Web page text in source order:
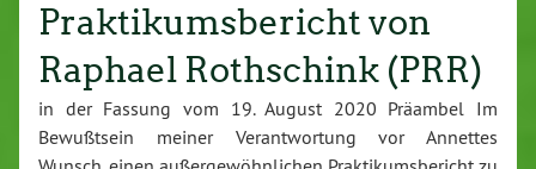
Praktikumsbericht von
Raphael Rothschink (PRR)
in der Fassung vom 19. August 2020 Präambel Im
Bewußtsein meiner Verantwortung vor Annettes